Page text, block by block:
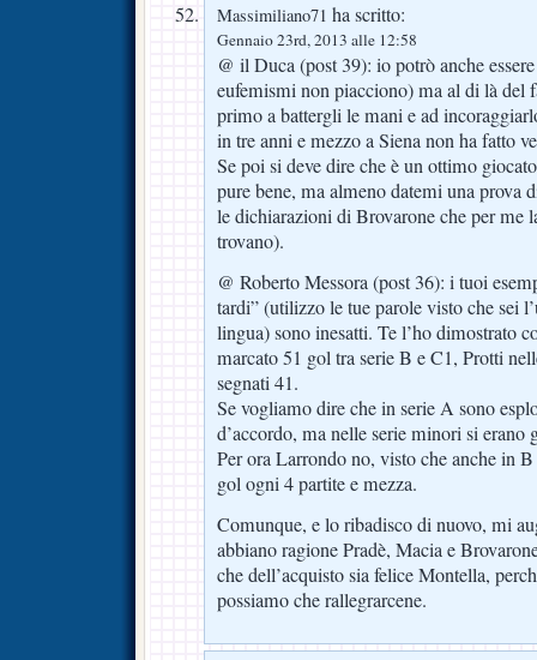
Massimiliano71 ha scritto:
Gennaio 23rd, 2013 alle 12:58
@ il Duca (post 39): io potrò anche
eufemismi non piacciono) ma al di là del
primo a battergli le mani e ad
in tre anni e mezzo a Siena non ha fatto
Se poi si deve dire che è un ottimo
pure bene, ma almeno datemi una prova
le dichiarazioni di Brovarone che per me
trovano).
@ Roberto Messora (post 36): i tuoi
tardi” (utilizzo le tue parole visto che sei
lingua) sono inesatti. Te l’ho dimostrato
marcato 51 gol tra serie B e C1, Protti
segnati 41.
Se vogliamo dire che in serie A sono
d’accordo, ma nelle serie minori si erano
Per ora Larrondo no, visto che anche in
gol ogni 4 partite e mezza.
Comunque, e lo ribadisco di nuovo, mi
abbiano ragione Pradè, Macia e
che dell’acquisto sia felice Montella,
possiamo che rallegrarcene.